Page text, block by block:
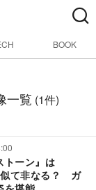
BOOK
一覧 (1件)
トーン』は
似て非なる？ ガ